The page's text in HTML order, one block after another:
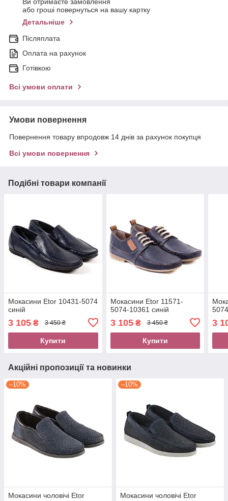
Ви отримаєте замовлення
або гроші повернуться на вашу картку
Детальніше
Післяплата
Оплата на рахунок
Готівкою
Всі умови оплати
Умови повернення
Повернення товару впродовж 14 днів за рахунок покупця
Всі умови повернення
Подібні товари компанії
Мокасини Etor 10431-5074
синій
3 105 ₴ 3 450 ₴
Купити
Мокасини Etor 11571-
5074-10361 синій
3 105₴ 3 450 ₴
Купити
3
Акційні пропозиції та новинки
–10%
Мокасини чоловічі Etor
–10%
Мокасини чоловічі Etor